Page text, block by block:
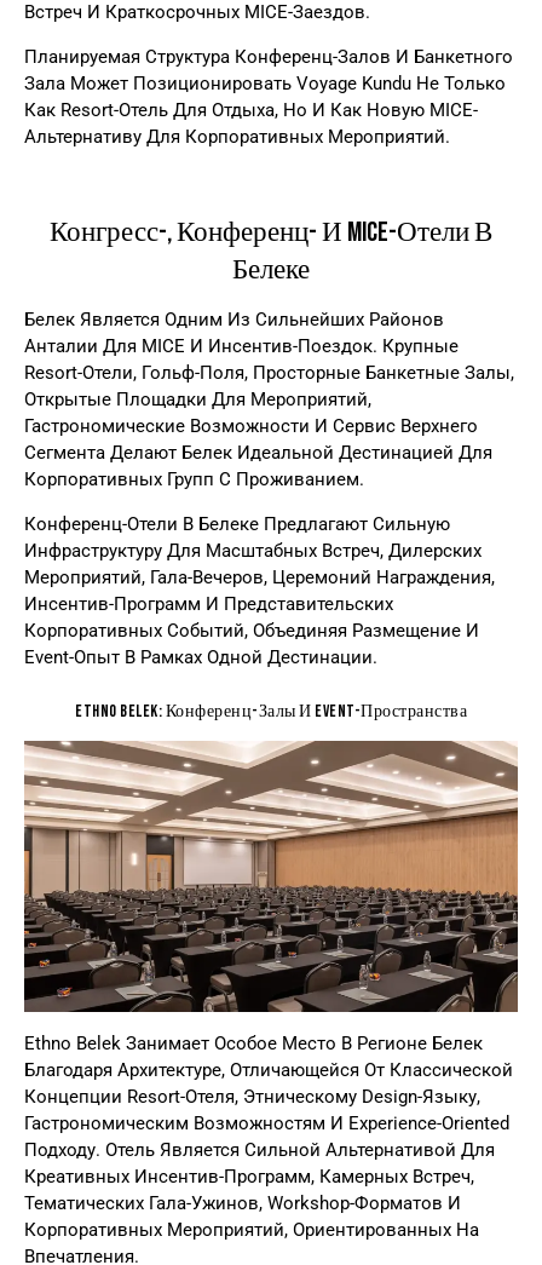
Встреч И Краткосрочных MICE-Заездов.
Планируемая Структура Конференц-Залов И Банкетного
Зала Может Позиционировать Voyage Kundu Не Только
Как Resort-Отель Для Отдыха, Но И Как Новую MICE-
Альтернативу Для Корпоративных Мероприятий.
Конгресс-, Конференц- И MICE-Отели В
Белеке
Белек Является Одним Из Сильнейших Районов
Анталии Для MICE И Инсентив-Поездок. Крупные
Resort-Отели, Гольф-Поля, Просторные Банкетные Залы,
Открытые Площадки Для Мероприятий,
Гастрономические Возможности И Сервис Верхнего
Сегмента Делают Белек Идеальной Дестинацией Для
Корпоративных Групп С Проживанием.
Конференц-Отели В Белеке Предлагают Сильную
Инфраструктуру Для Масштабных Встреч, Дилерских
Мероприятий, Гала-Вечеров, Церемоний Награждения,
Инсентив-Программ И Представительских
Корпоративных Событий, Объединяя Размещение И
Event-Опыт В Рамках Одной Дестинации.
Ethno Belek: Конференц-Залы И Event-Пространства
Ethno Belek Занимает Особое Место В Регионе Белек
Благодаря Архитектуре, Отличающейся От Классической
Концепции Resort-Отеля, Этническому Design-Языку,
Гастрономическим Возможностям И Experience-Oriented
Подходу. Отель Является Сильной Альтернативой Для
Креативных Инсентив-Программ, Камерных Встреч,
Тематических Гала-Ужинов, Workshop-Форматов И
Корпоративных Мероприятий, Ориентированных На
Впечатления.